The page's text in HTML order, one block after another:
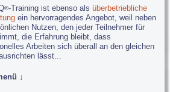
®-Training ist ebenso alsüberbetriebliche
ein hervorragendes Angebot, weil neben
Nutzen, den jeder Teilnehmer für
die Erfahrung bleibt, dass
Arbeiten sich überall an den gleichen
lässt...
↓